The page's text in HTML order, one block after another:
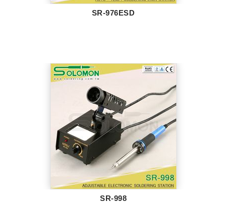
SR-976ESD
SR-998